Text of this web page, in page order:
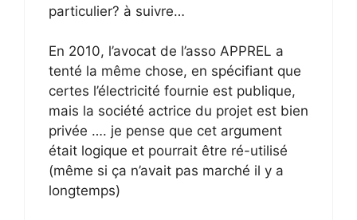
particulier? à suivre…
En 2010, l’avocat de l’asso APPREL a
tenté la même chose, en spécifiant que
certes l’électricité fournie est publique,
mais la société actrice du projet est bien
privée …. je pense que cet argument
était logique et pourrait être ré-utilisé
(même si ça n’avait pas marché il y a
longtemps)